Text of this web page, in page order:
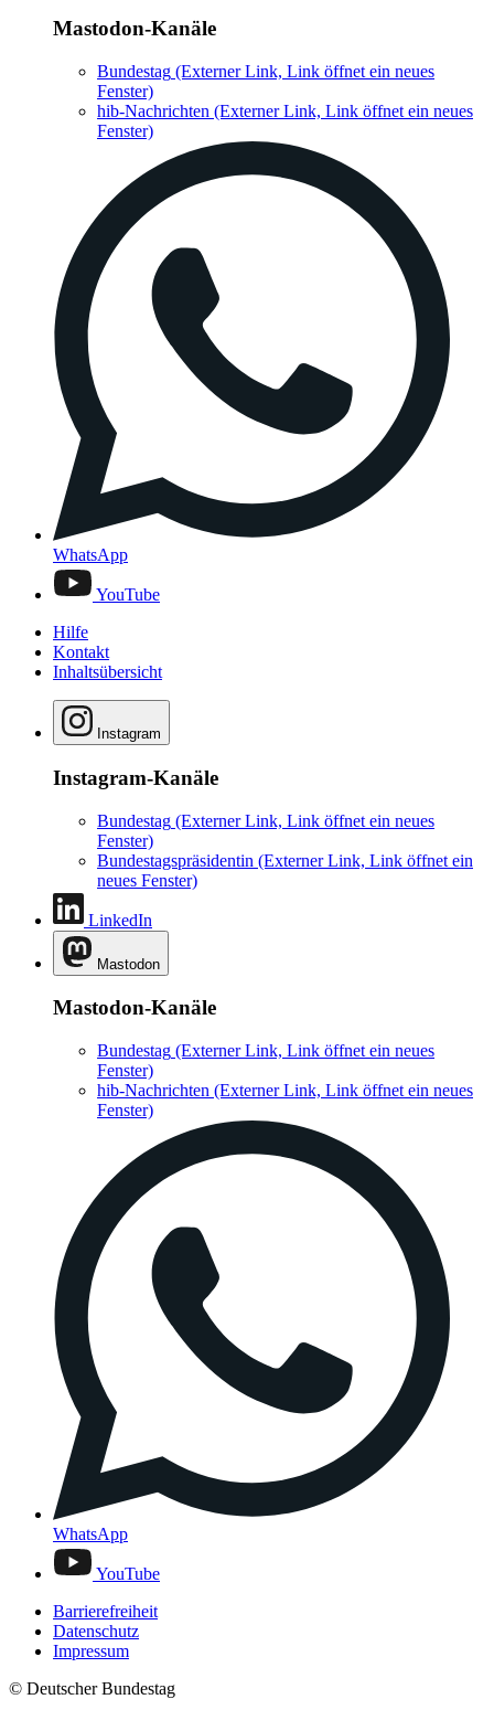
Mastodon-Kanäle
Bundestag (Externer Link, Link öffnet ein neues
Fenster)
hib-Nachrichten (Externer Link, Link öffnet ein neues
Fenster)
WhatsApp
YouTube
Hilfe
Kontakt
Inhaltsübersicht
Instagram
Instagram-Kanäle
Bundestag (Externer Link, Link öffnet ein neues
Fenster)
Bundestagspräsidentin (Externer Link, Link öffnet ein
neues Fenster)
LinkedIn
Mastodon
Mastodon-Kanäle
Bundestag (Externer Link, Link öffnet ein neues
Fenster)
hib-Nachrichten (Externer Link, Link öffnet ein neues
Fenster)
WhatsApp
YouTube
Barrierefreiheit
Datenschutz
Impressum
© Deutscher Bundestag